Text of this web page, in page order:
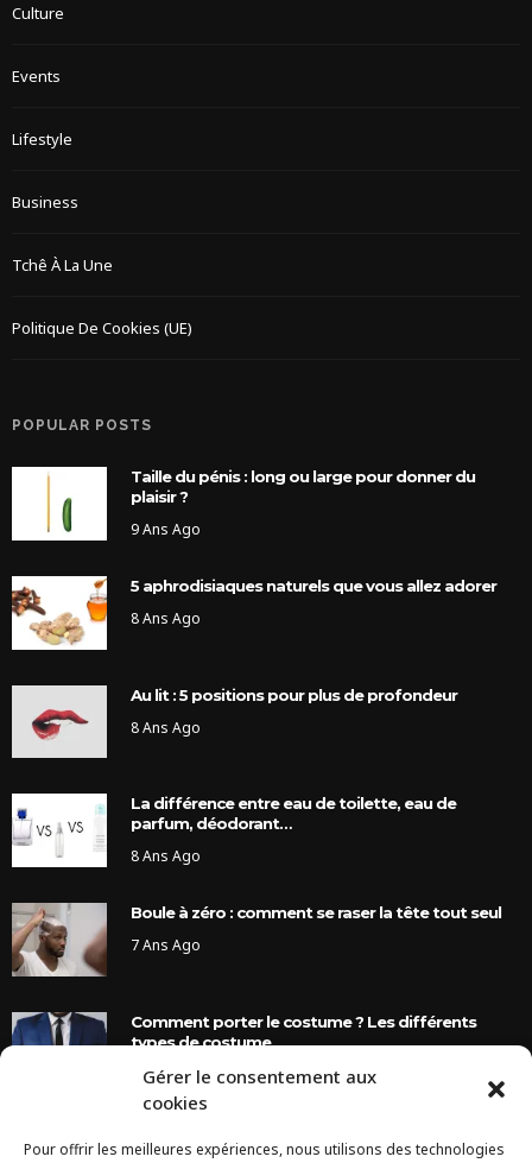
Gérer le consentement aux
cookies
Pour offrir les meilleures expériences, nous utilisons des technologies
Culture
Events
Lifestyle
Business
Tchê À La Une
Politique De Cookies (UE)
POPULAR POSTS
Taille du pénis : long ou large pour donner du
plaisir ?
9 Ans Ago
5 aphrodisiaques naturels que vous allez adorer
8 Ans Ago
Au lit : 5 positions pour plus de profondeur
8 Ans Ago
La différence entre eau de toilette, eau de
parfum, déodorant…
8 Ans Ago
Boule à zéro : comment se raser la tête tout seul
7 Ans Ago
Comment porter le costume ? Les différents
types de costume
8 Ans Ago
INSTAGRAM